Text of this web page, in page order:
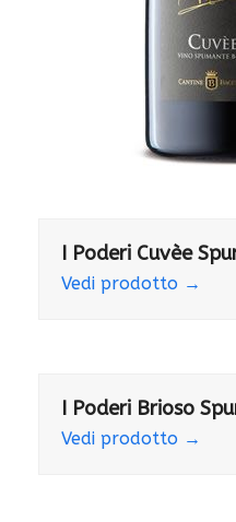
I Poderi Cuvèe
Vedi prodotto →
I Poderi Brioso
Vedi prodotto →